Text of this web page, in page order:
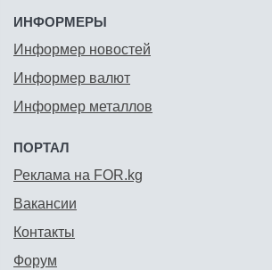
ИНФОРМЕРЫ
Информер новостей
Информер валют
Информер металлов
ПОРТАЛ
Реклама на FOR.kg
Вакансии
Контакты
Форум